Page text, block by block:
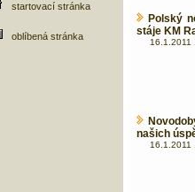
startovací stránka
oblíbená stránka
Polský
stáje KM
16.1.2011
našich
16.1.2011